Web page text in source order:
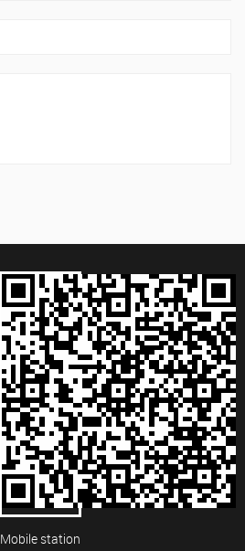
Mobile station